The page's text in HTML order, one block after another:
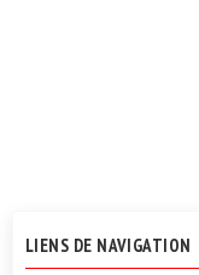
LIENS DE NAVIGATION